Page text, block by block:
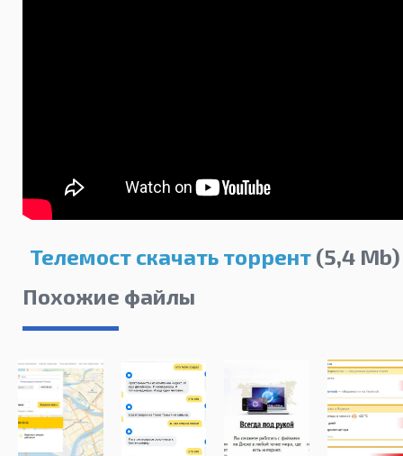
Телемост скачать торрент (5,4 Mb)
Похожие файлы